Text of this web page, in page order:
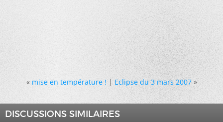
« mise en température !|Eclipse du 3 mars 2007 »
DISCUSSIONS SIMILAIRES